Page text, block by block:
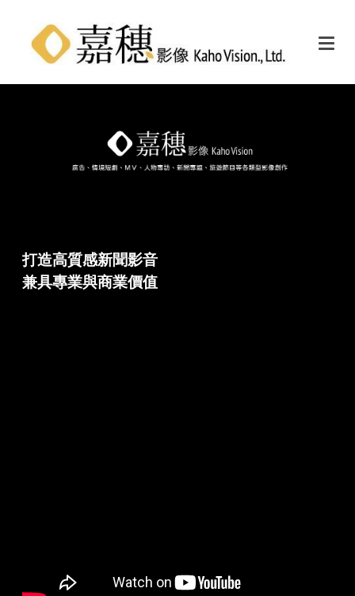
打造高質感新聞影音
兼具專業與商業價值